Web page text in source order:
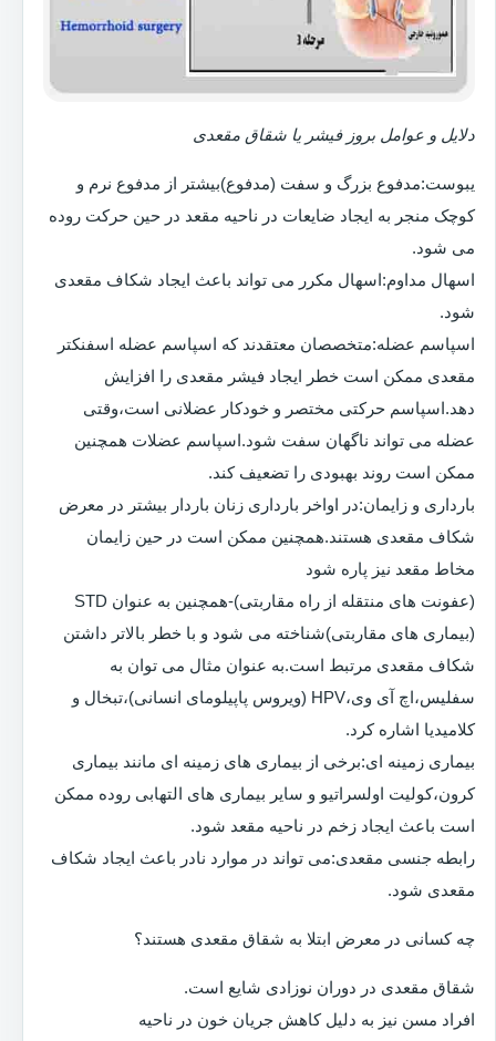
دلایل و عوامل بروز فیشر یا شقاق مقعدی
یبوست:مدفوع بزرگ و سفت (مدفوع)بیشتر از مدفوع نرم و
کوچک منجر به ایجاد ضایعات در ناحیه مقعد در حین حرکت روده
می شود.
اسهال مداوم:اسهال مکرر می تواند باعث ایجاد شکاف مقعدی
شود.
اسپاسم عضله:متخصصان معتقدند که اسپاسم عضله اسفنکتر
مقعدی ممکن است خطر ایجاد فیشر مقعدی را افزایش
دهد.اسپاسم حرکتی مختصر و خودکار عضلانی است،وقتی
عضله می تواند ناگهان سفت شود.اسپاسم عضلات همچنین
ممکن است روند بهبودی را تضعیف کند.
بارداری و زایمان:در اواخر بارداری زنان باردار بیشتر در معرض
شکاف مقعدی هستند.همچنین ممکن است در حین زایمان
مخاط مقعد نیز پاره شود
(عفونت های منتقله از راه مقاربتی)-همچنین به عنوان STD
(بیماری های مقاربتی)شناخته می شود و با خطر بالاتر داشتن
شکاف مقعدی مرتبط است.به عنوان مثال می توان به
سفلیس،اچ آی وی،HPV (ویروس پاپیلومای انسانی)،تبخال و
کلامیدیا اشاره کرد.
بیماری زمینه ای:برخی از بیماری های زمینه ای مانند بیماری
کرون،کولیت اولسراتیو و سایر بیماری های التهابی روده ممکن
است باعث ایجاد زخم در ناحیه مقعد شود.
رابطه جنسی مقعدی:می تواند در موارد نادر باعث ایجاد شکاف
مقعدی شود.
چه کسانی در معرض ابتلا به شقاق مقعدی هستند؟
شقاق مقعدی در دوران نوزادی شایع است.
افراد مسن نیز به دلیل کاهش جریان خون در ناحیه